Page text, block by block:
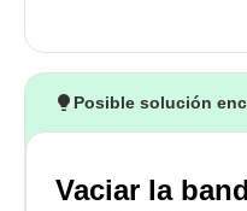
Posible solución
Vaciar la